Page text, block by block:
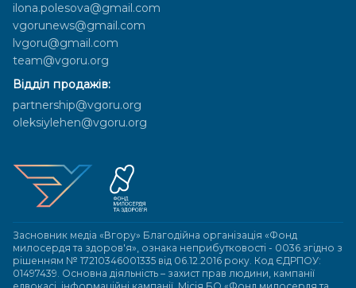
ilona.polesova@gmail.com
vgorunews@gmail.com
lvgoru@gmail.com
team@vgoru.org
Відділ продажів:
partnership@vgoru.org
oleksiylehen@vgoru.org
Засновник медіа «Вгору» Благодійна організація «Фонд
милосердя та здоров'я», ознака неприбутковості - 0036 згідно з
рішенням № 17210346001335 від 06.12.2016 року. Код ЄДРПОУ:
01497439. Основна діяльність – захист прав людини, кампанії